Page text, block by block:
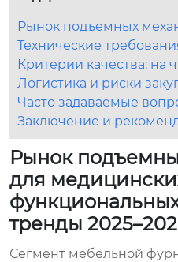
Рынок подъемных
Технические
Критерии качества:
Логистика и риски
Часто задаваемые
Заключение и
Рынок
для
тренды
Сегмент мебельной